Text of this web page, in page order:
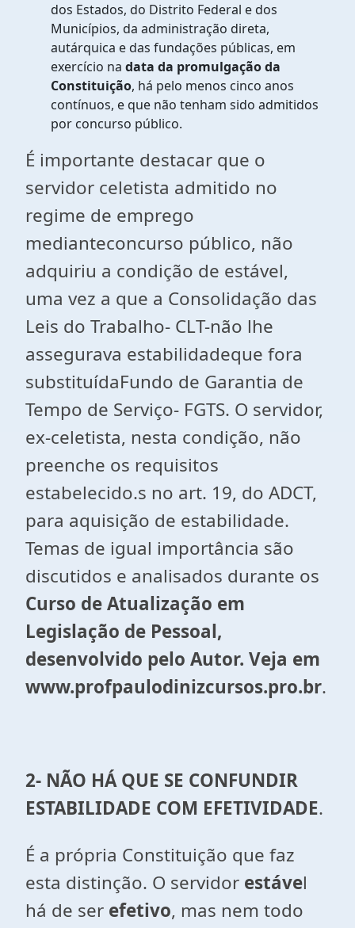
dos Estados, do Distrito Federal e dos
Municípios, da administração direta,
autárquica e das fundações públicas, em
exercício na data da promulgação da
Constituição, há pelo menos cinco anos
contínuos, e que não tenham sido admitidos
por concurso público.
É importante destacar que o
servidor celetista admitido no
regime de emprego
medianteconcurso público, não
adquiriu a condição de estável,
uma vez a que a Consolidação das
Leis do Trabalho- CLT-não lhe
assegurava estabilidadeque fora
substituídaFundo de Garantia de
Tempo de Serviço- FGTS. O servidor,
ex-celetista, nesta condição, não
preenche os requisitos
estabelecido.s no art. 19, do ADCT,
para aquisição de estabilidade.
Temas de igual importância são
discutidos e analisados durante os
Curso de Atualização em
Legislação de Pessoal,
desenvolvido pelo Autor. Veja em
www.profpaulodinizcursos.pro.br.
2- NÃO HÁ QUE SE CONFUNDIR
ESTABILIDADE COM EFETIVIDADE.
É a própria Constituição que faz
esta distinção. O servidor estável
há de ser efetivo, mas nem todo